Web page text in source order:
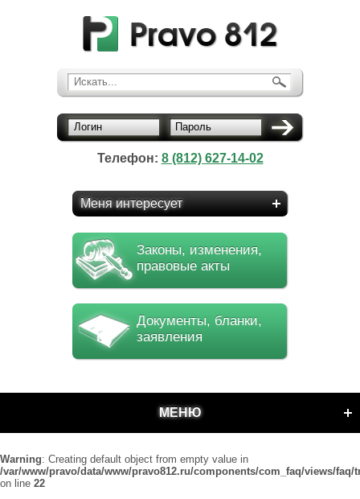
Искать...
Логин Пароль
Телефон: 8 (812) 627-14-02
Меня интересует
Законы, изменения,
правовые акты
Документы, бланки,
заявления
МЕНЮ
Warning: Creating default object from empty value in
/var/www/pravo/data/www/pravo812.ru/components/com_faq/views/
on line 22